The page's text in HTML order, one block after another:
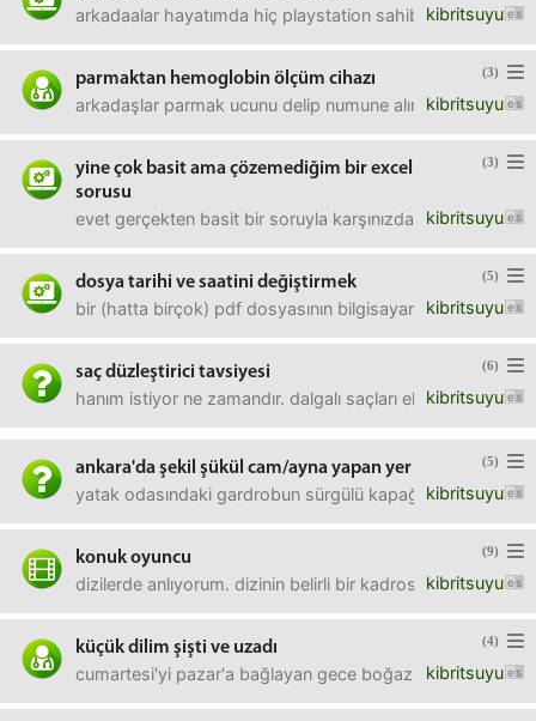
kibritsuyu
arkadaalar hayatımda hiç playstation sahibi olmadım. 1-
(3)
parmaktan hemoglobin ölçüm cihazı
kibritsuyu
arkadaşlar parmak ucunu delip numune alınarak
(3)
yine çok basit ama çözemediğim bir excel
sorusu
kibritsuyu
evet gerçekten basit bir soruyla karşınızdayım, öyle
(5)
dosya tarihi ve saatini değiştirmek
kibritsuyu
bir (hatta birçok) pdf dosyasının bilgisayara kaydedildiği
(6)
saç düzleştirici tavsiyesi
kibritsuyu
hanım istiyor ne zamandır. dalgalı saçları
(5)
ankara'da şekil şükül cam/ayna yapan yer
kibritsuyu
yatak odasındaki gardrobun sürgülü kapağında
(9)
konuk oyuncu
kibritsuyu
dizilerde anlıyorum. dizinin belirli bir kadrosu vardır,
(4)
küçük dilim şişti ve uzadı
kibritsuyu
cumartesi'yi pazar'a bağlayan gece boğazımda bir